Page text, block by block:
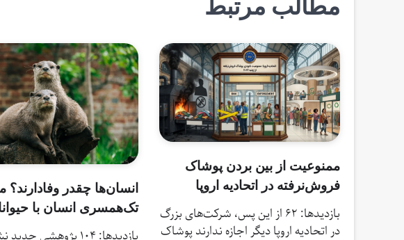
ممنوعیت از بین بردن پوشاک
فروش‌نرفته در اتحادیه اروپا
بازدیدها: 62 از این پس، شرکت‌های بزرگ
در اتحادیه اروپا دیگر اجازه ندارند پوشاک
انسان‌ها چقدر وفادارند؟
تک‌همسری انسان با
بازدیدها: 104 پژوهشی